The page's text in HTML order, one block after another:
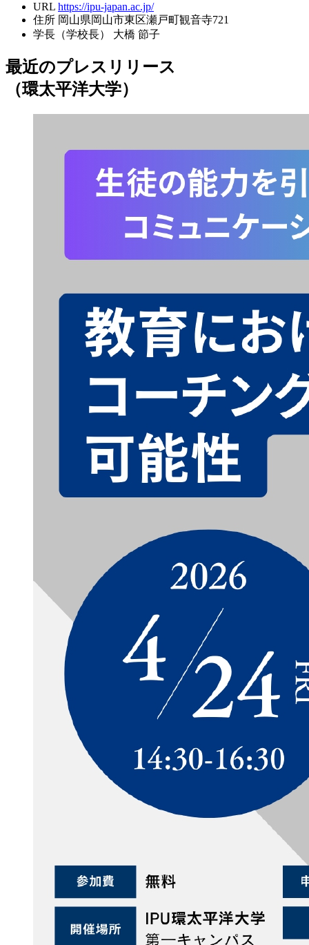
URL https://ipu-japan.ac.jp/
住所 岡山県岡山市東区瀬戸町観音寺721
学長（学校長）
大橋 節子
最近のプレスリリース
（環太平洋大学）